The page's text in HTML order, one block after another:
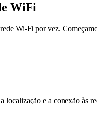
WiFi
Wi-Fi por vez.
e a conexão às